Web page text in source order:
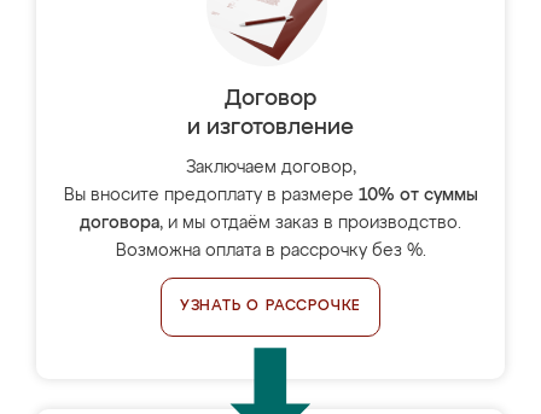
Договор
и изготовление
Заключаем договор,
Вы вносите предоплату в размере 10% от суммы
договора, и мы отдаём заказ в производство.
Возможна оплата в рассрочку без %.
УЗНАТЬ О РАССРОЧКЕ